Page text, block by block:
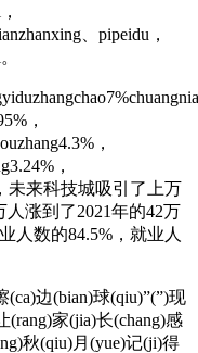
、pipeidu，
，
，
，
来科技城吸引了上万
涨到了2021年的42万
人数的84.5%，就业人
边(bian)球(qiu)”(”)现
(rang)家(jia)长(chang)感
秋(qiu)月(yue)记(ji)得